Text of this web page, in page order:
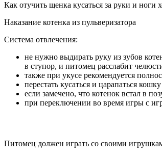
Как отучить щенка кусаться за руки и ноги
Наказание котенка из пульверизатора
Система отвлечения:
не нужно выдирать руку из зубов
в ступор, и питомец расслабит
также при укусе рекомендуется
перестать кусаться и царапаться
если замечено, что котенок встал в
при переключении во время игры с
Питомец должен играть со своими